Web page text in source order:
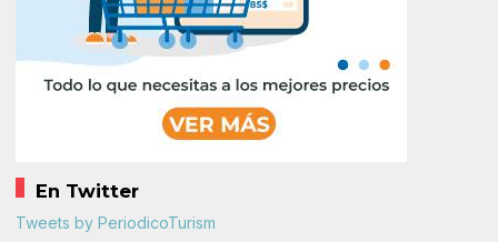
En Twitter
Tweets by PeriodicoTurism